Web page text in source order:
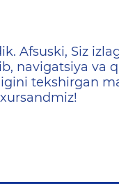
Afsuski, Siz
navigatsiya va
tekshirgan